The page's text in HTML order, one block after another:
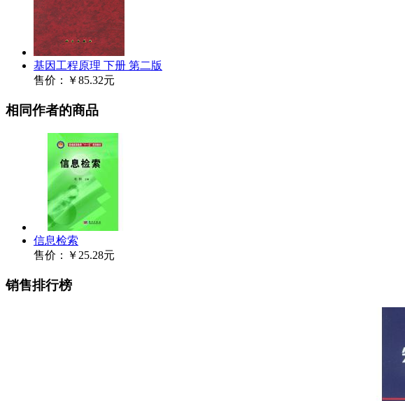
基因工程原理 下册 第二版
售价：
￥85.32元
相同作者的商品
信息检索
售价：
￥25.28元
销售排行榜